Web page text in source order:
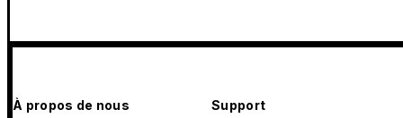
À propos de nous Support